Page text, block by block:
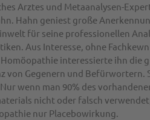
Arztes und Metaanalysen-
Hahn geniest große
für seine professionellen
Aus Interesse, ohne
interessierte ihn die
von Gegenern und Befürwortern.
wenn man 90% des
nicht oder falsch
nur Placebowirkung.